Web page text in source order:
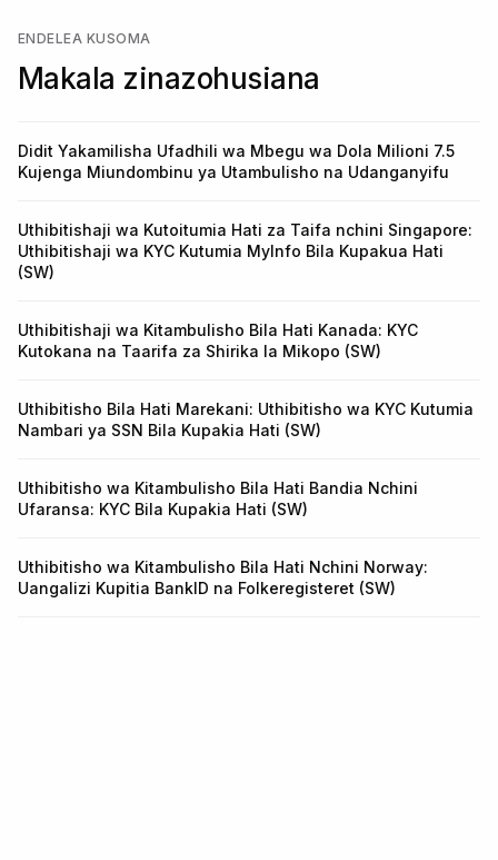
ENDELEA KUSOMA
Makala zinazohusiana
Didit Yakamilisha Ufadhili wa Mbegu wa Dola Milioni 7.5
Kujenga Miundombinu ya Utambulisho na Udanganyifu
Uthibitishaji wa Kutoitumia Hati za Taifa nchini Singapore:
Uthibitishaji wa KYC Kutumia MyInfo Bila Kupakua Hati
(SW)
Uthibitishaji wa Kitambulisho Bila Hati Kanada: KYC
Kutokana na Taarifa za Shirika la Mikopo (SW)
Uthibitisho Bila Hati Marekani: Uthibitisho wa KYC Kutumia
Nambari ya SSN Bila Kupakia Hati (SW)
Uthibitisho wa Kitambulisho Bila Hati Bandia Nchini
Ufaransa: KYC Bila Kupakia Hati (SW)
Uthibitisho wa Kitambulisho Bila Hati Nchini Norway:
Uangalizi Kupitia BankID na Folkeregisteret (SW)